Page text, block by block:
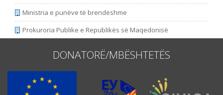
Ministria e punëve të brendëshme
Prokuroria Publike e Republikës së Maqedonisë
DONATORË/MBËSHTETËS